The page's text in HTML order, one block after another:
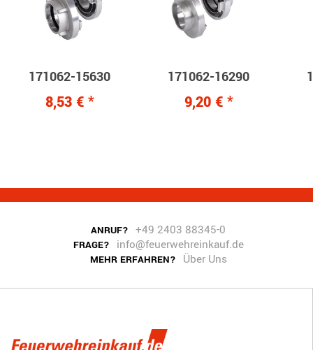
171062-15630
8,53 € *
171062-16290
9,20 € *
ANRUF? +49 2403 88345-0
FRAGE? info@feuerwehreinkauf.de
MEHR ERFAHREN? Über Uns